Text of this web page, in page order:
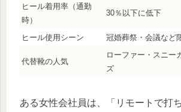
ヒール着用率（通勤
時）
30％以下に低下
ヒール使用シーン 冠婚葬祭・会議など
代替靴の人気
ローファー・スニー
ズ
ある女性会社員は、「リモートで打